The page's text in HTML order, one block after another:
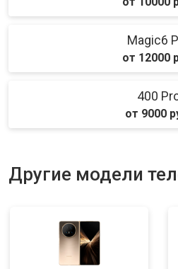
Magic6
от 12000
400
от 9000
Другие модели